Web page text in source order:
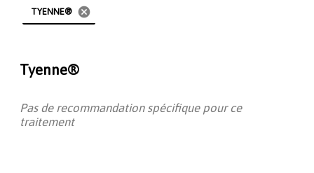
TYENNE® cancel
Tyenne®
Pas de recommandation spécifique pour ce
traitement